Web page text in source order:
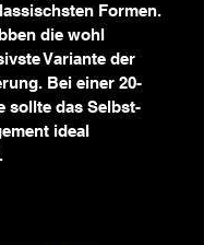
Formen.
die wohl
Variante der
Bei einer 20-
sollte das Selbst-
ideal